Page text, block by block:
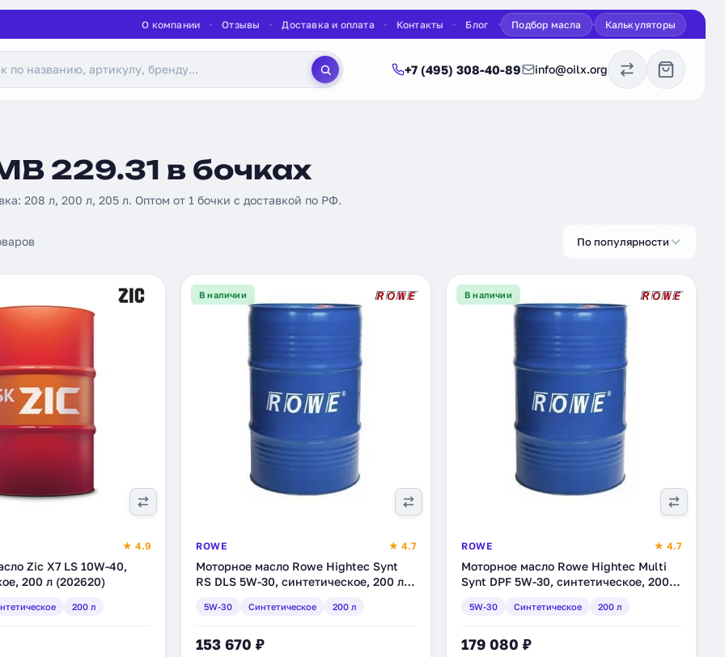
О компании Отзывы Доставка и оплата Контакты Блог Подбор масла Калькуляторы
+7 (495) 308-40-89 info@oilx.org
229.31 в бочках
208 л, 200 л, 205 л. Оптом от 1 бочки с доставкой по РФ.
По популярности
★ 4.9
Zic X7 LS 10W-40,
200 л (202620)
200 л
В наличии
ROWE ★ 4.7
Моторное масло Rowe Hightec Synt
RS DLS 5W-30, синтетическое, 200 л
5W-30 Синтетическое 200 л
153 670 ₽
В наличии
ROWE ★ 4.7
Моторное масло Rowe Hightec Multi
Synt DPF 5W-30, синтетическое, 200 л
5W-30 Синтетическое 200 л
179 080 ₽